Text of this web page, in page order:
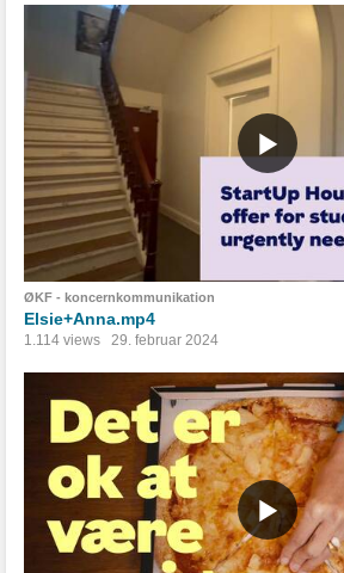
ØKF - koncernkommunikation
Elsie+Anna.mp4
1.114 views 29. februar 2024